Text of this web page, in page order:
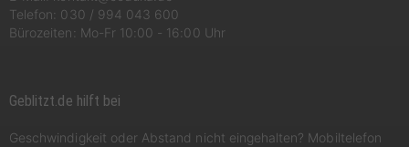
Telefon: 030 / 994 043 600
Bürozeiten: Mo-Fr 10:00 - 16:00 Uhr
Geblitzt.de hilft bei
Geschwindigkeit oder Abstand nicht eingehalten? Mobiltelefon